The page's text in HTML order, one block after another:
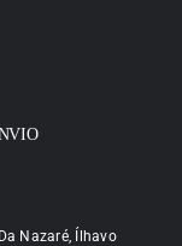
Nazaré, Ílhavo